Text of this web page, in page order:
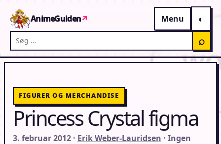
AnimeGuiden↗
Menu
Søg på AnimeGuiden
⌕
FIGURER OG MERCHANDISE
Princess Crystal figma
3. februar 2012 · Erik Weber-Lauridsen · Ingen